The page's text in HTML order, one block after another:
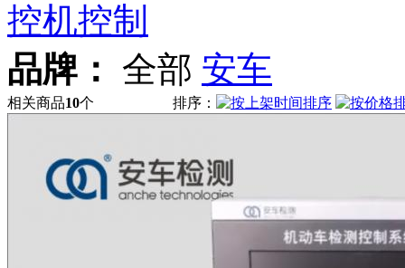
控机控制
品牌：
全部 安车
相关商品10个 排序：